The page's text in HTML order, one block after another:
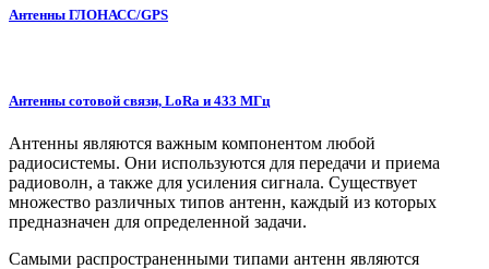
Антенны ГЛОНАСС/GPS
Антенны сотовой связи, LoRa и 433 МГц
Антенны являются важным компонентом любой
радиосистемы. Они используются для передачи и приема
радиоволн, а также для усиления сигнала. Существует
множество различных типов антенн, каждый из которых
предназначен для определенной задачи.
Самыми распространенными типами антенн являются